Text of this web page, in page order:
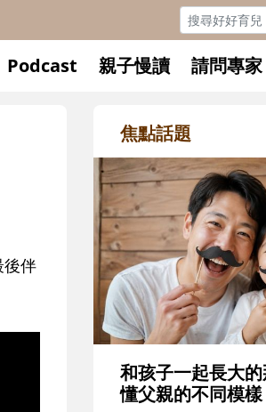
Podcast 親子慢讀 請問專家
後伴
焦點話題
和孩子一起長大的那個男人│讀
懂父親的不同模樣